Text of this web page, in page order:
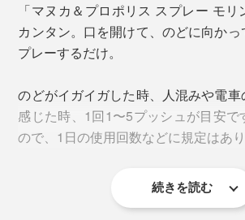
仕事の日は、本番の直前や、大声を
調を感じていなくてもこまめにスプ
子をキープしています。
余計なものが入っておらず、オーガ
られているから、安心して使えます
ん、俳優や歌を歌う友人にもプレゼン
●『TAMAU』とは
味は、くどさのないすっきりした甘
はほぼ感じません。同シリーズの「
スプレー」よりも刺激がマイルドで
ースー感はありません。
ヨウ素などの化学薬品はもちろん、ア
も人工甘味料も不使用だから、子ども
「マヌカ＆プロポリス スプレー モ
カンタン。口を開けて、のどに向か
プレーするだけ。
のどがイガイガした時、人混みや電
感じた時、1回1〜5プッシュが目安で
ので、1日の使用回数などに規定はあり
飴タイプと違い口に残らないので、プ
続きを読む